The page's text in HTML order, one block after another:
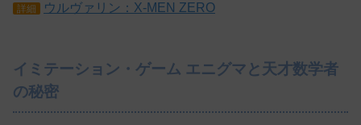
詳細 ウルヴァリン：X-MEN ZERO
イミテーション・ゲーム エニグマと天才数学者
の秘密